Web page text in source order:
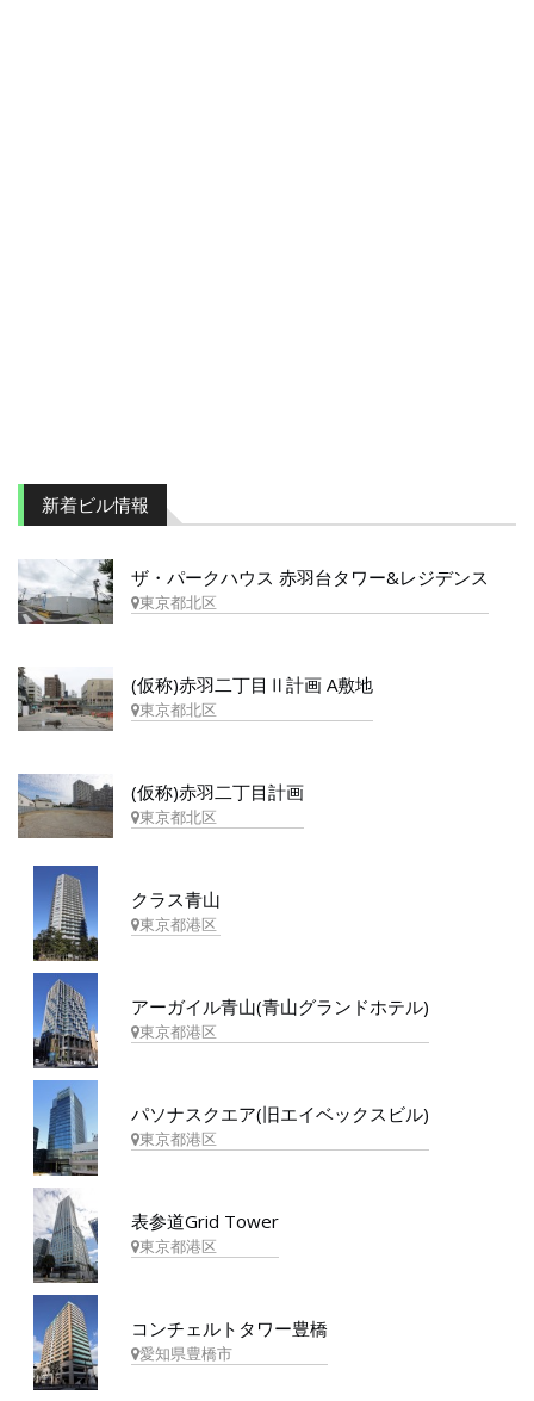
新着ビル情報
ザ・パークハウス 赤羽台タワー&レジデンス
東京都北区
(仮称)赤羽二丁目Ⅱ計画 A敷地
東京都北区
(仮称)赤羽二丁目計画
東京都北区
クラス青山
東京都港区
アーガイル青山(青山グランドホテル)
東京都港区
パソナスクエア(旧エイベックスビル)
東京都港区
表参道Grid Tower
東京都港区
コンチェルトタワー豊橋
愛知県豊橋市